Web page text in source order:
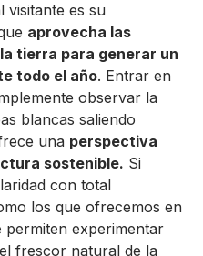
visitante es su
aprovecha las
tierra para generar un
todo el año. Entrar en
observar la
blancas saliendo
una perspectiva
sostenible. Si
con total
los que ofrecemos en
permiten experimentar
frescor natural de la